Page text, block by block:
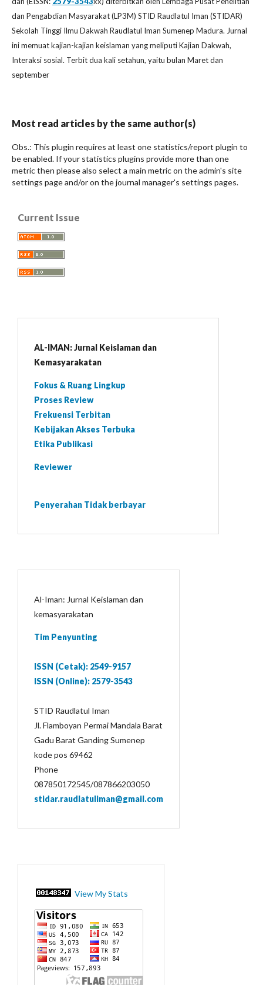
dan Pengabdian Masyarakat (LP3M) STID Raudlatul Iman (STIDAR)
Sekolah Tinggi Ilmu Dakwah Raudlatul Iman Sumenep Madura. Jurnal
ini memuat kajian-kajian keislaman yang meliputi Kajian Dakwah,
Interaksi sosial. Terbit dua kali setahun, yaitu bulan Maret dan
september
Most read articles by the same author(s)
Obs.: This plugin requires at least one statistics/report plugin to
be enabled. If your statistics plugins provide more than one
metric then please also select a main metric on the admin's site
settings page and/or on the journal manager's settings pages.
Current Issue
AL-IMAN: Jurnal Keislaman dan
Kemasyarakatan
Fokus & Ruang Lingkup
Proses Review
Frekuensi Terbitan
Kebijakan Akses Terbuka
Etika Publikasi
Reviewer
Penyerahan Tidak berbayar
Al-Iman: Jurnal Keislaman dan
kemasyarakatan
Tim Penyunting
ISSN (Cetak): 2549-9157
ISSN (Online): 2579-3543
STID Raudlatul Iman
Jl. Flamboyan Permai Mandala Barat
Gadu Barat Ganding Sumenep
kode pos 69462
Phone
087850172545/087866203050
stidar.raudlatuliman@gmail.com
View My Stats